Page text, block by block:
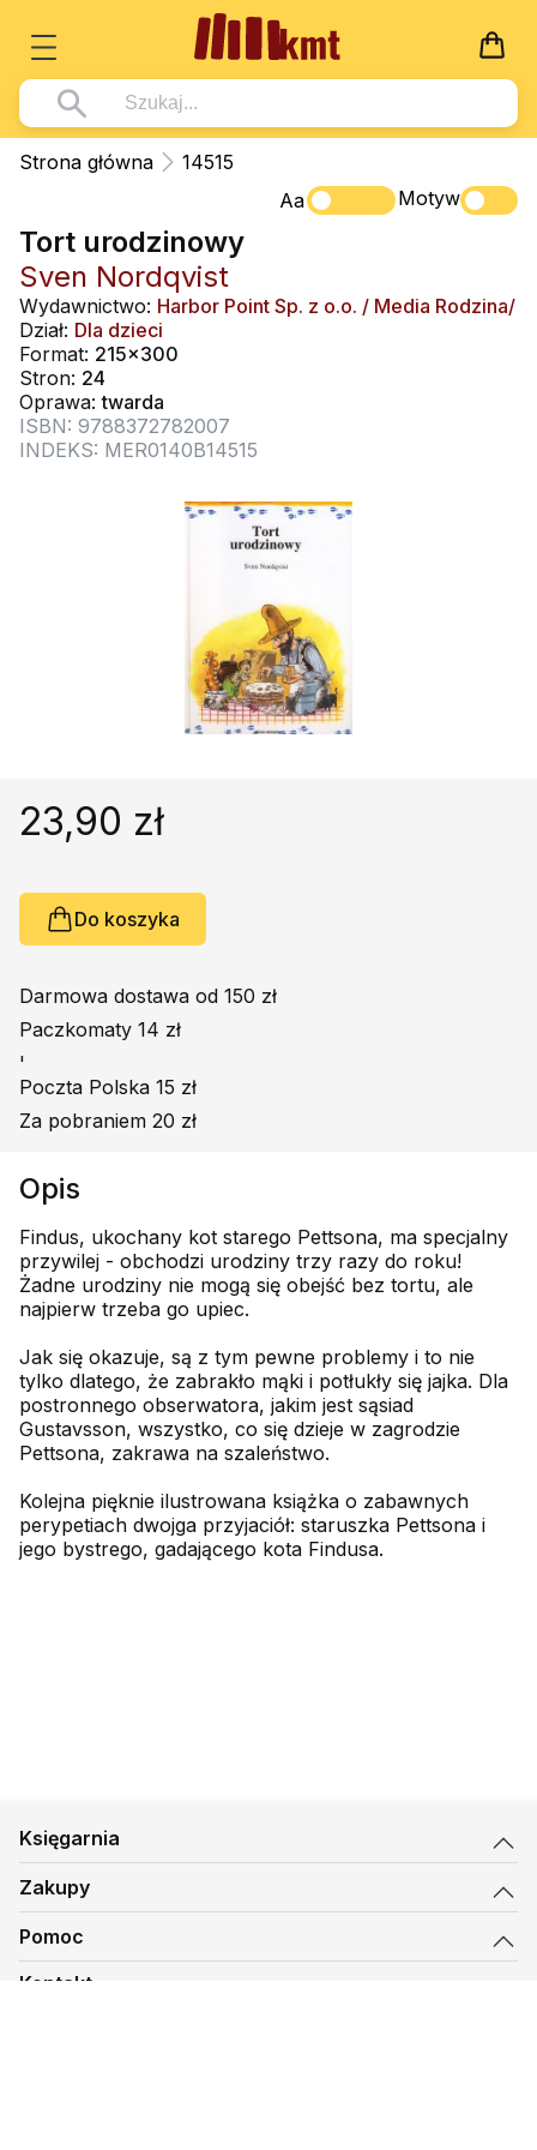
Książki
Wszystko z kategorii - Książki
Pismo Święte
Kościół Katolicki
Duszpasterstwo
Teologia
Życie chrześcijańskie
Duchowość
Książki obcojęzyczne
Poradniki, leksykony...
Podręczniki szkolne
Promocja
Wszystko z kategorii - Multimedia
DVD
CD-ROM
Muzyka
Rekolekcje i inne na CD
Śpiew i modlitwa
Muzyka klasyczna
Dla Dzieci
Wszystko z kategorii - Dla Dzieci
Literatura (D)
Płyty, DVD (D)
Podręczniki i pomoce dydaktyczne
Podręczniki
Wszystko z kategorii - Podręczniki
Podręczniki i pomoce dydaktyczne
Zabawa i Nauka
Nowości
Zaloguj się
Strona główna
14515
Aa
Motyw
Tort urodzinowy
Sven Nordqvist
Wydawnictwo: Harbor Point Sp. z o.o. / Media Rodzina/
Dział: Dla dzieci
Format: 215x300
Stron: 24
Oprawa:twarda
ISBN: 9788372782007
INDEKS: MER0140B14515
23,90 zł
Do koszyka
Darmowa dostawa od 150 zł
Paczkomaty 14 zł
'
Poczta Polska 15 zł
Za pobraniem 20 zł
Opis
Findus, ukochany kot starego Pettsona, ma specjalny
przywilej - obchodzi urodziny trzy razy do roku!
Żadne urodziny nie mogą się obejść bez tortu, ale
najpierw trzeba go upiec.
Jak się okazuje, są z tym pewne problemy i to nie
tylko dlatego, że zabrakło mąki i potłukły się jajka. Dla
postronnego obserwatora, jakim jest sąsiad
Gustavsson, wszystko, co się dzieje w zagrodzie
Pettsona, zakrawa na szaleństwo.
Kolejna pięknie ilustrowana książka o zabawnych
perypetiach dwojga przyjaciół: staruszka Pettsona i
jego bystrego, gadającego kota Findusa.
Księgarnia
Zakupy
Pomoc
Kontakt